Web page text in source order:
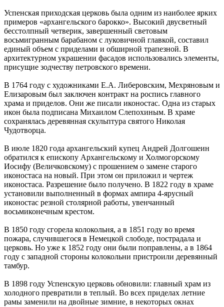
Успенская приходская церковь была одним из наиболее ярких
примеров «архангельского барокко». Высокий двусветный
бесстолпный четверик, завершенный световым
восьмигранным барабаном с луковичной главкой, составил
единый объем с приделами и обширной трапезной. В
архитектурном украшении фасадов использовались элементы,
присущие зодчеству петровского времени.
В 1764 году с художниками Е.А. Либеровским, Мехряновым и
Елизаровым был заключен контракт на роспись главного
храма и приделов. Они же писали иконостас. Одна из старых
икон была подписана Михаилом Слепохиным. В храме
сохранялась деревянная скульптура святого Николая
Чудотворца.
В июле 1820 года архангельский купец Андрей Долгошеин
обратился к епископу Архангельскому и Холмогорскому
Иосифу (Величковскому) с прошением о замене старого
иконостаса на новый. При этом он приложил и чертеж
иконостаса. Разрешение было получено. В 1822 году в храме
установили выполненный в формах ампира 4-ярусный
иконостас резной столярной работы, увенчанный
восьмиконечным крестом.
В 1850 году сгорела колокольня, а в 1851 году во время
пожара, случившегося в Немецкой слободе, пострадала и
церковь. Но уже к 1852 году они были поправлены, а в 1864
году с западной стороны колокольни пристроили деревянный
тамбур.
В 1898 году Успенскую церковь обновили: главный храм из
холодного превратили в теплый. Во всех приделах летние
рамы заменили на двойные зимние, в некоторых окнах